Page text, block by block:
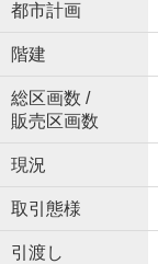
都市計画
階建
総区画数 /
販売区画数
現況
取引態様
引渡し